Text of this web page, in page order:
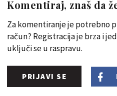
Komentiraj, znaš da
Za komentiranje je potrebno
račun? Registracija je brza i
uključi se u raspravu.
PRIJAVI SE